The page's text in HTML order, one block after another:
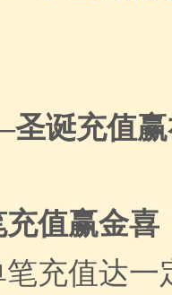
诞充值
值赢金喜
充值达一